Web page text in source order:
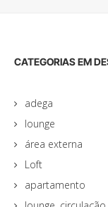
CATEGORIAS EM
adega
lounge
área externa
Loft
apartamento